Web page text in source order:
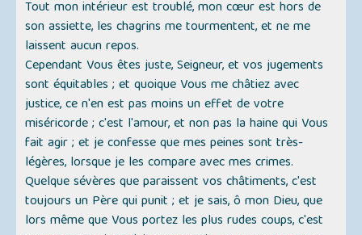
Tout mon intérieur est troublé, mon cœur est hors de
son assiette, les chagrins me tourmentent, et ne me
laissent aucun repos.
Cependant Vous êtes juste, Seigneur, et vos jugements
sont équitables ; et quoique Vous me châtiez avec
justice, ce n'en est pas moins un effet de votre
miséricorde ; c'est l'amour, et non pas la haine qui Vous
fait agir ; et je confesse que mes peines sont très-
légères, lorsque je les compare avec mes crimes.
Quelque sévères que paraissent vos châtiments, c'est
toujours un Père qui punit ; et je sais, ô mon Dieu, que
lors même que Vous portez les plus rudes coups, c'est